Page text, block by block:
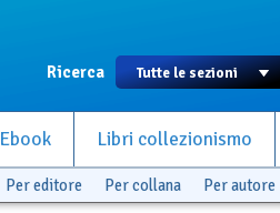
Ricerca
Ebook Libri collezionismo
Per editore Per collana Per autore